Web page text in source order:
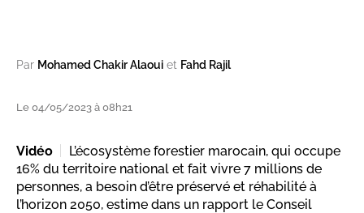
Par Mohamed Chakir Alaoui et Fahd Rajil
Le 04/05/2023 à 08h21
Vidéo
L’écosystème forestier marocain, qui occupe
16% du territoire national et fait vivre 7 millions de
personnes, a besoin d’être préservé et réhabilité à
l’horizon 2050, estime dans un rapport le Conseil